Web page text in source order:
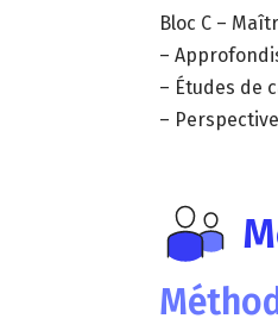
Bloc C –
–
– Études de
–